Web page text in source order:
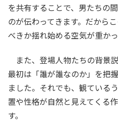
を共有することで、男たちの
のが伝わってきます。だから
べきか揺れ始める空気が重かっ
また、登場人物たちの背景
最初は「誰が誰なのか」を把
ました。それでも、観ている
置や性格が自然と見えてくる
す。